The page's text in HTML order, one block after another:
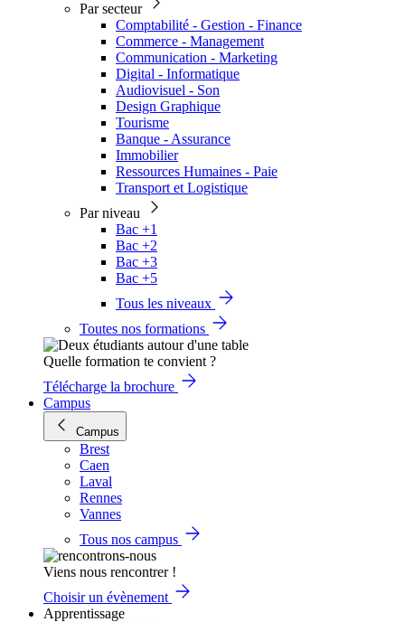
Par secteur
Comptabilité - Gestion - Finance
Commerce - Management
Communication - Marketing
Digital - Informatique
Audiovisuel - Son
Design Graphique
Tourisme
Banque - Assurance
Immobilier
Ressources Humaines - Paie
Transport et Logistique
Par niveau
Bac +1
Bac +2
Bac +3
Bac +5
Tous les niveaux
Toutes nos formations
Quelle formation te convient ?
Télécharge la brochure
Campus
Campus
Brest
Caen
Laval
Rennes
Vannes
Tous nos campus
Viens nous rencontrer !
Choisir un évènement
Apprentissage